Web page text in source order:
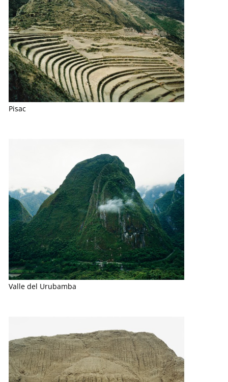
Pisac
Valle del Urubamba